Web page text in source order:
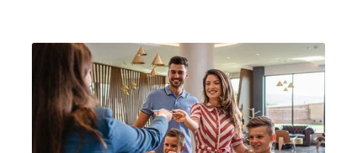
steigende Transportkosten spielen dabei eine
zentrale Rolle.